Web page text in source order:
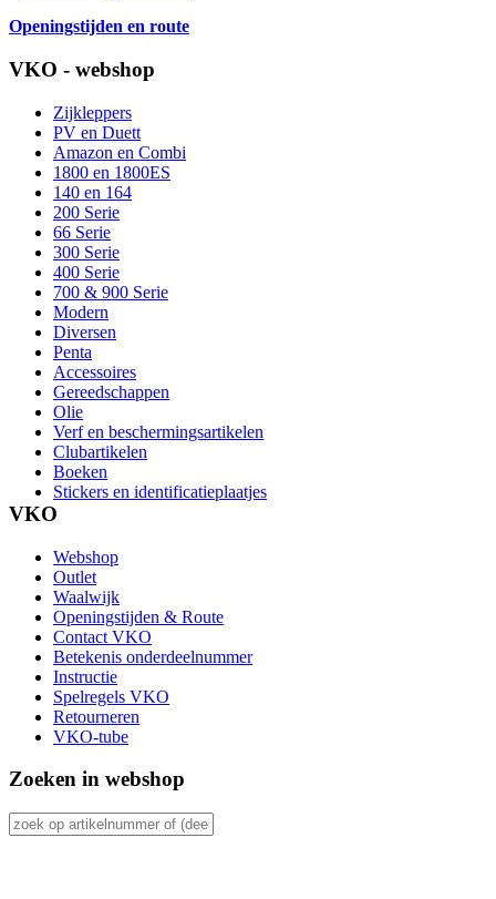
Openingstijden en route
VKO - webshop
Zijkleppers
PV en Duett
Amazon en Combi
1800 en 1800ES
140 en 164
200 Serie
66 Serie
300 Serie
400 Serie
700 & 900 Serie
Modern
Diversen
Penta
Accessoires
Gereedschappen
Olie
Verf en beschermingsartikelen
Clubartikelen
Boeken
Stickers en identificatieplaatjes
VKO
Webshop
Outlet
Waalwijk
Openingstijden & Route
Contact VKO
Betekenis onderdeelnummer
Instructie
Spelregels VKO
Retourneren
VKO-tube
Zoeken in webshop